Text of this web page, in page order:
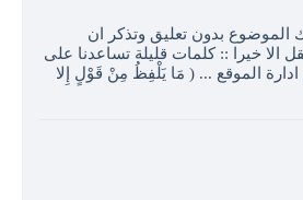
الموضوع بدون تعليق وتذكر ان
الا خيرا :: كلمات قليلة تساعدنا على
الموقع ... ( مَا يَلْفِظُ مِنْ قَوْلٍ إِلا